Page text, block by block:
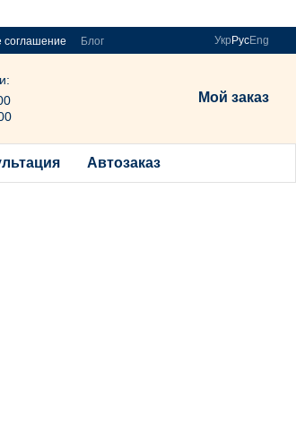
соглашение
Блог
Укр РусEng
Мой заказ
Автозаказ